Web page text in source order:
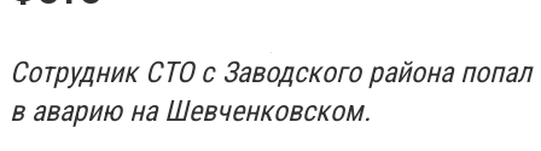
Сотрудник СТО с Заводского района попал
в аварию на Шевченковском.